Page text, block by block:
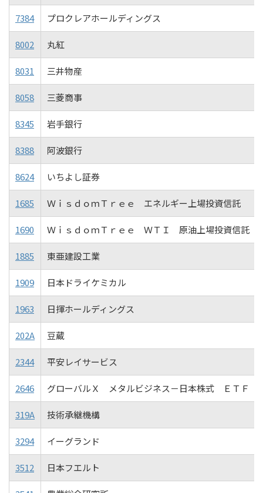
7384 プロクレアホールディングス
8002 丸紅
8031 三井物産
8058 三菱商事
8345 岩手銀行
8388 阿波銀行
8624 いちよし証券
1685 ＷｉｓｄｏｍＴｒｅｅ エネルギー上場投資信託
1690 ＷｉｓｄｏｍＴｒｅｅ ＷＴＩ 原油上場投資信託
1885 東亜建設工業
1909 日本ドライケミカル
1963 日揮ホールディングス
202A 豆蔵
2344 平安レイサービス
2646 グローバルＸ メタルビジネス－日本株式 ＥＴＦ
319A 技術承継機構
3294 イーグランド
3512 日本フエルト